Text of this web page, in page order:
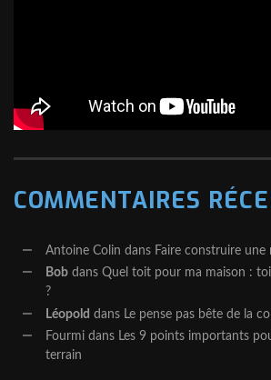
COMMENTAIRES
Antoine Colin dans Faire construire une
Bob dans Quel toit pour ma maison :
?
Léopold dans Le pense pas bête de la
Fourmi dans Les 9 points importants
terrain